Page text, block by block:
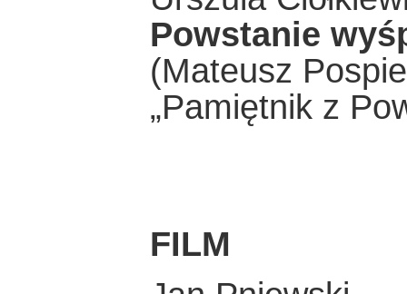
Powstanie
(Mateusz
„Pamiętnik z
FILM